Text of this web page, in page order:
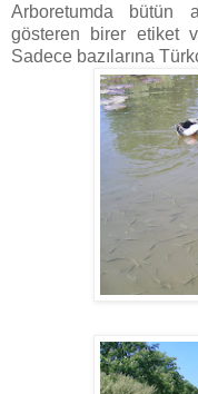
Arboretumda bütün
gösteren birer etiket
Sadece bazılarına